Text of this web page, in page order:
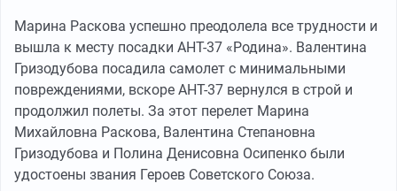
Марина Раскова успешно преодолела все трудности и
вышла к месту посадки АНТ-37 «Родина». Валентина
Гризодубова посадила самолет с минимальными
повреждениями, вскоре АНТ-37 вернулся в строй и
продолжил полеты. За этот перелет Марина
Михайловна Раскова, Валентина Степановна
Гризодубова и Полина Денисовна Осипенко были
удостоены звания Героев Советского Союза.